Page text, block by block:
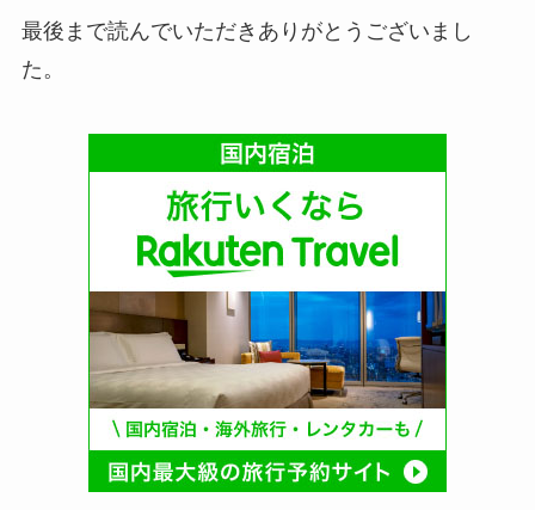
最後まで読んでいただきありがとうございまし
た。